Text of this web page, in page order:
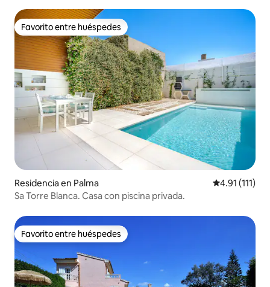
Favorito entre huéspedes
Favorito entre huéspedes
Residencia en Palma Calificación
4.91 (111)
Sa Torre Blanca. Casa con piscina privada.
Favorito entre huéspedes
Favorito entre huéspedes